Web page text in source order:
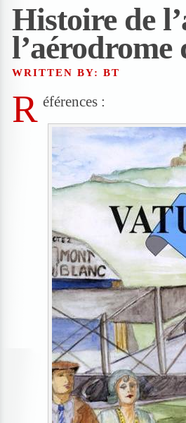
Histoire de
l’aérodrome
WRITTEN BY: BT
R éférences :